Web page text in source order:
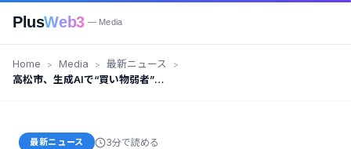
PlusWeb3 — Media
Home Media
最新ニュース
高松市、生成AIで“買い物弱者”支
最新ニュース 3分で読める